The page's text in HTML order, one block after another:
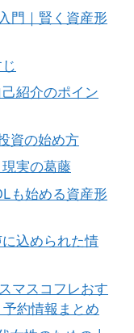
門｜賢く資産形
紹介のポイン
資の始め方
実の葛藤
も始める資産形
込められた情
マスコフレおす
約情報まとめ